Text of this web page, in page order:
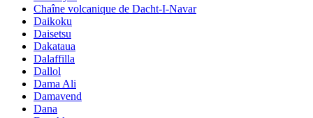
Chaîne volcanique de Dacht-I-Navar
Daikoku
Daisetsu
Dakataua
Dalaffilla
Dallol
Dama Ali
Damavend
Dana